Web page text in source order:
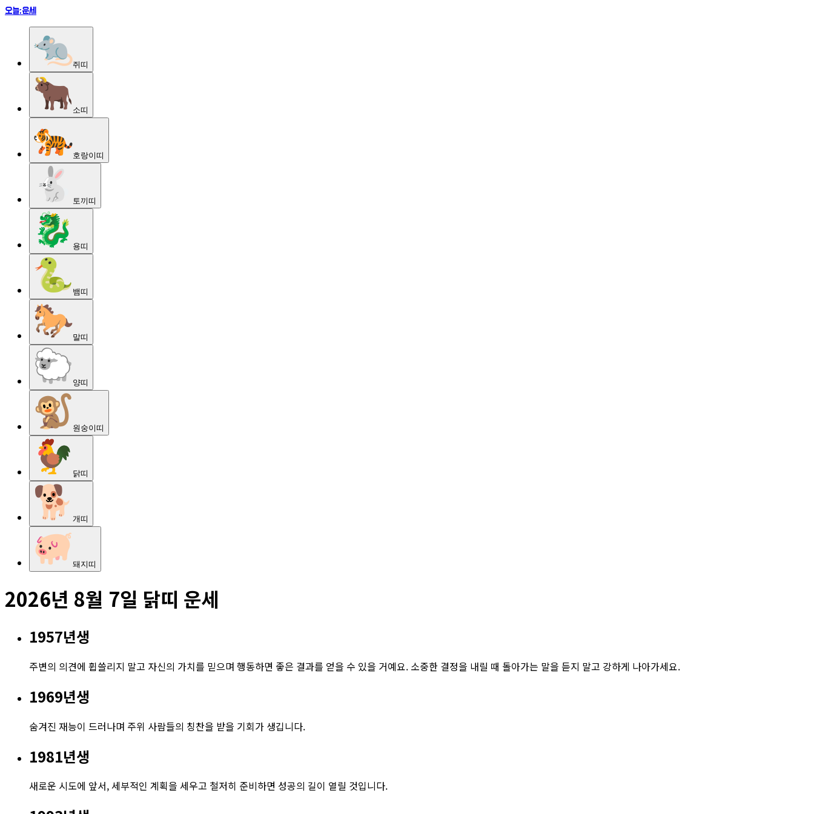
오늘;운세
쥐띠
소띠
호랑이띠
토끼띠
용띠
뱀띠
말띠
양띠
원숭이띠
닭띠
개띠
돼지띠
2026년 8월 7일 닭띠 운세
1957년생
주변의 의견에 휩쓸리지 말고 자신의 가치를 믿으며 행동하면 좋은 결과를 얻을 수 있을 거예요. 소중한 결정을 내릴 때 돌아가는 말을 듣지 말고 강하게 나아가세요.
1969년생
숨겨진 재능이 드러나며 주위 사람들의 칭찬을 받을 기회가 생깁니다.
1981년생
새로운 시도에 앞서, 세부적인 계획을 세우고 철저히 준비하면 성공의 길이 열릴 것입니다.